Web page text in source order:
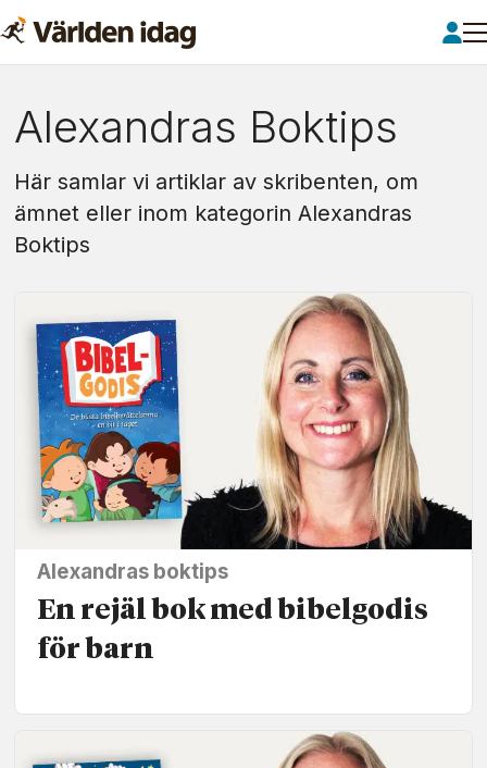
Om:
alexandras
boktips
Alexandras Boktips
Här samlar vi artiklar av skribenten, om
ämnet eller inom kategorin Alexandras
Boktips
Alexandras boktips
En rejäl bok med bibelgodis
för barn